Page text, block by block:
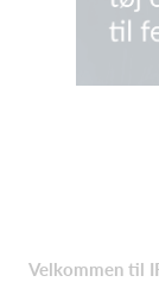
Velkommen til